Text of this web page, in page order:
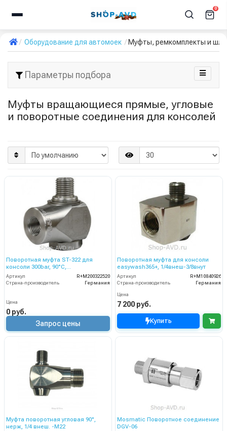
0
Оборудование для автомоек Муфты, ремкомплекты и
Параметры подбора
Муфты вращающиеся прямые, угловые
и поворотные соединения для консолей
Поворотная муфта ST-322 для
консоли 300bar, 90°C,
1/2внут-1/2внеш
Артикул
R+M200322520
Страна-производитель
Германия
Цена
0 руб.
Запрос цены
Поворотная муфта для консоли
easywash365+, 1/4внеш-3/8внут
Артикул
R+M10840926
Страна-производитель
Германия
Цена
7 200 руб.
Купить
Муфта поворотная угловая 90°,
нерж, 1/4 внеш. -М22
Mosmatic Поворотное соединение
DGV-06